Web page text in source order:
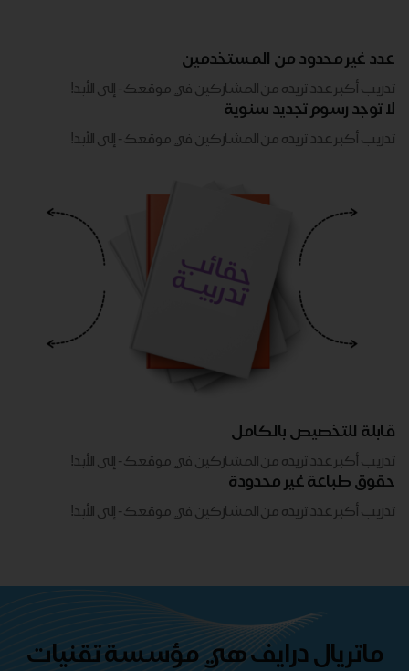
عدد غير محدود من المستخدمين
تدريب أكبر عدد تريده من المشاركين في موقعك - ​​إلى الأبد!
لا توجد رسوم تجديد سنوية
تدريب أكبر عدد تريده من المشاركين في موقعك - ​​إلى الأبد!
قابلة للتخصيص بالكامل
تدريب أكبر عدد تريده من المشاركين في موقعك - ​​إلى الأبد!
حقوق طباعة غير محدودة
تدريب أكبر عدد تريده من المشاركين في موقعك - ​​إلى الأبد!
ماتريال درايف هي مؤسسة تقنيات